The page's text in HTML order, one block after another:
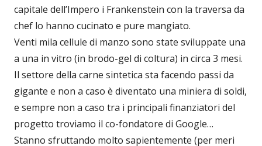
capitale dell’Impero i Frankenstein con la traversa da
chef lo hanno cucinato e pure mangiato.
Venti mila cellule di manzo sono state sviluppate una
a una in vitro (in brodo-gel di coltura) in circa 3 mesi.
Il settore della carne sintetica sta facendo passi da
gigante e non a caso è diventato una miniera di soldi,
e sempre non a caso tra i principali finanziatori del
progetto troviamo il co-fondatore di Google…
Stanno sfruttando molto sapientemente (per meri